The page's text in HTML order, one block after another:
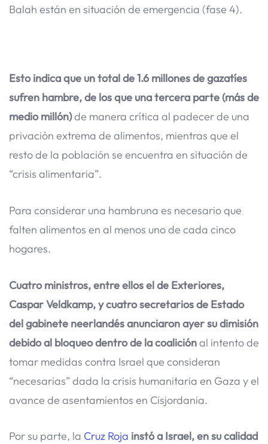
Balah están en situación de emergencia (fase 4).
Esto indica que un total de 1.6 millones de gazatíes
sufren hambre, de los que una tercera parte (más de
medio millón)de manera crítica al padecer de una
privación extrema de alimentos, mientras que el
resto de la población se encuentra en situación de
“crisis alimentaria”.
Para considerar una hambruna es necesario que
falten alimentos en al menos uno de cada cinco
hogares.
Cuatro ministros, entre ellos el de Exteriores,
Caspar Veldkamp, y cuatro secretarios de Estado
del gabinete neerlandés anunciaron ayer su dimisión
debido al bloqueo dentro de la coaliciónal intento de
tomar medidas contra Israel que consideran
“necesarias” dada la crisis humanitaria en Gaza y el
avance de asentamientos en Cisjordania.
Por su parte, la Cruz Roja instó a Israel, en su calidad